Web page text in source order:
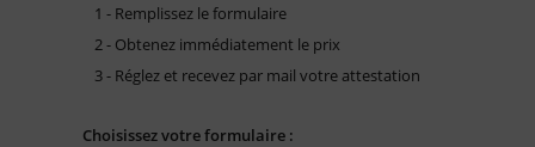
1 - Remplissez le formulaire
2 - Obtenez immédiatement le prix
3 - Réglez et recevez par mail votre attestation
Choisissez votre formulaire :